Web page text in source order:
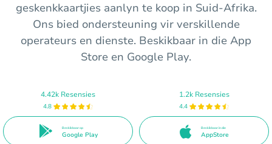
geskenkkaartjies aanlyn te koop in Suid-Afrika.
Ons bied ondersteuning vir verskillende
operateurs en dienste. Beskikbaar in die App
Store en Google Play.
4.42k Resensies
4.8
Beskikbaar op
Google Play
1.2k Resensies
4.4
Beskikbaar in die
AppStore